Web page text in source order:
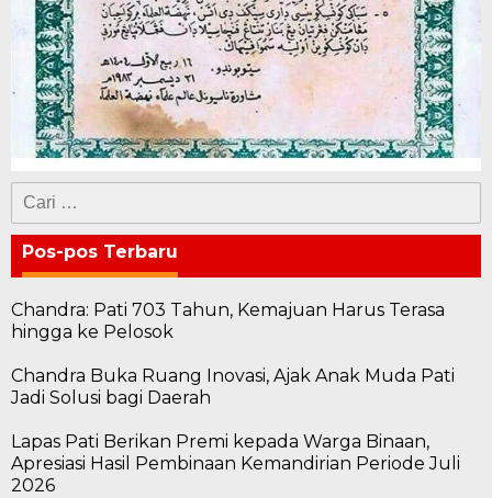
Cari
untuk:
Pos-pos Terbaru
Chandra: Pati 703 Tahun, Kemajuan Harus Terasa
hingga ke Pelosok
Chandra Buka Ruang Inovasi, Ajak Anak Muda Pati
Jadi Solusi bagi Daerah
Lapas Pati Berikan Premi kepada Warga Binaan,
Apresiasi Hasil Pembinaan Kemandirian Periode Juli
2026